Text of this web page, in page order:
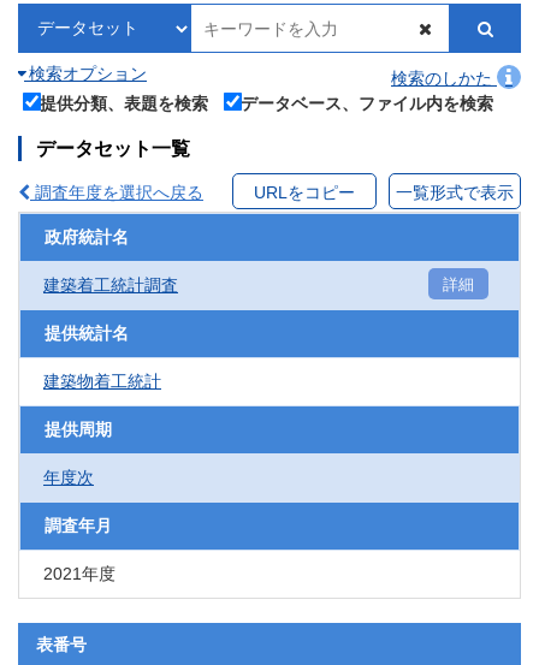
検索オプション
検索のしかた
提供分類、表題を検索
データベース、ファイル内を検索
データセット一覧
調査年度を選択へ戻る URLをコピー 一覧形式で表示
政府統計名
建築着工統計調査 詳細
提供統計名
建築物着工統計
提供周期
年度次
調査年月
2021年度
表番号